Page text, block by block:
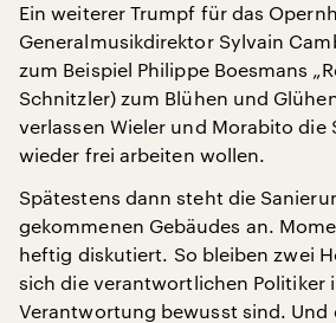
Ein weiterer Trumpf für das
Generalmusikdirektor Sylvain
zum Beispiel Philippe Boesmans
Schnitzler) zum Blühen und
verlassen Wieler und Morabito die
wieder frei arbeiten wollen.
Spätestens dann steht die
gekommenen Gebäudes an.
heftig diskutiert. So bleiben zwei
sich die verantwortlichen Politiker
Verantwortung bewusst sind. Und